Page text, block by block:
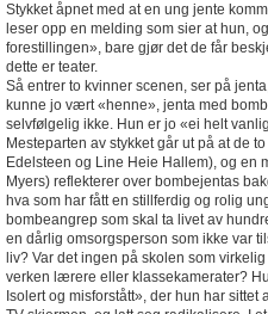
Stykket åpnet med at en ung jente
leser opp en melding som sier at hun,
forestillingen», bare gjør det de får
dette er teater.
Så entrer to kvinner scenen, ser på
kunne jo vært «henne», jenta med
selvfølgelig ikke. Hun er jo «ei helt
Mesteparten av stykket går ut på at de
Edelsteen og Line Heie Hallem), og en
Myers) reflekterer over bombejentas
hva som har fått en stillferdig og rolig
bombeangrep som skal ta livet av
en dårlig omsorgsperson som ikke var
liv? Var det ingen på skolen som
verken lærere eller klassekamerater?
Isolert og misforstått», der hun har sittet